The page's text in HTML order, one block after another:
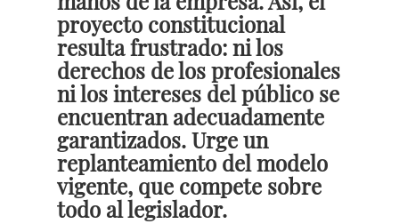
proyecto constitucional
resulta frustrado: ni los
derechos de los profesionales
ni los intereses del público se
encuentran adecuadamente
garantizados. Urge un
replanteamiento del modelo
vigente, que compete sobre
todo al legislador.